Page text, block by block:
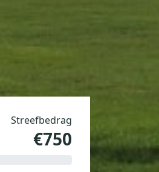
Streefbedrag
€750